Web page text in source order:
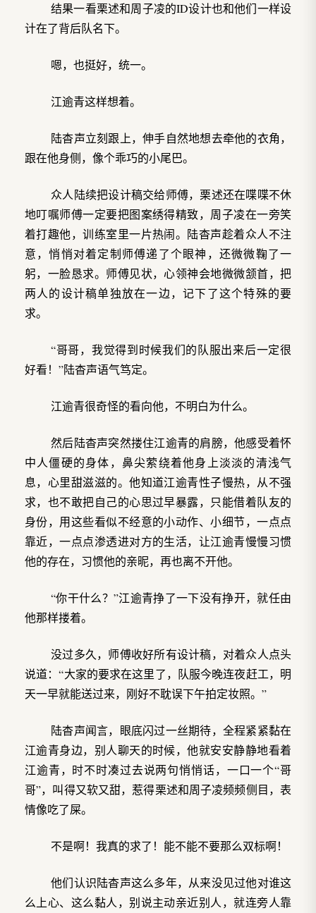
结果一看栗述和周子凌的ID设计也和他们一样设
计在了背后队名下。
嗯，也挺好，统一。
江逾青这样想着。
陆杳声立刻跟上，伸手自然地想去牵他的衣角，
跟在他身侧，像个乖巧的小尾巴。
众人陆续把设计稿交给师傅，栗述还在喋喋不休
地叮嘱师傅一定要把图案绣得精致，周子凌在一旁笑
着打趣他，训练室里一片热闹。陆杳声趁着众人不注
意，悄悄对着定制师傅递了个眼神，还微微鞠了一
躬，一脸恳求。师傅见状，心领神会地微微颔首，把
两人的设计稿单独放在一边，记下了这个特殊的要
求。
“哥哥，我觉得到时候我们的队服出来后一定很
好看！”陆杳声语气笃定。
江逾青很奇怪的看向他，不明白为什么。
然后陆杳声突然搂住江逾青的肩膀，他感受着怀
中人僵硬的身体，鼻尖萦绕着他身上淡淡的清浅气
息，心里甜滋滋的。他知道江逾青性子慢热，从不强
求，也不敢把自己的心思过早暴露，只能借着队友的
身份，用这些看似不经意的小动作、小细节，一点点
靠近，一点点渗透进对方的生活，让江逾青慢慢习惯
他的存在，习惯他的亲昵，再也离不开他。
“你干什么？”江逾青挣了一下没有挣开，就任由
他那样搂着。
没过多久，师傅收好所有设计稿，对着众人点头
说道：“大家的要求在这里了，队服今晚连夜赶工，明
天一早就能送过来，刚好不耽误下午拍定妆照。”
陆杳声闻言，眼底闪过一丝期待，全程紧紧黏在
江逾青身边，别人聊天的时候，他就安安静静地看着
江逾青，时不时凑过去说两句悄悄话，一口一个“哥
哥”，叫得又软又甜，惹得栗述和周子凌频频侧目，表
情像吃了屎。
不是啊！我真的求了！能不能不要那么双标啊！
他们认识陆杳声这么多年，从来没见过他对谁这
么上心、这么黏人，别说主动亲近别人，就连旁人靠